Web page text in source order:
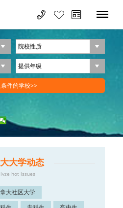
大学动态
hot issues
大社区大学